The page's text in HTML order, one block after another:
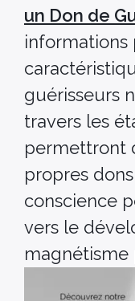
un Don de
informations
guérisseurs
travers les
permettront
propres
conscience
vers le
magnétisme